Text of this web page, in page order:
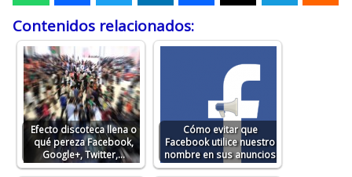
Contenidos relacionados:
Efecto discoteca llena o
qué pereza Facebook,
Google+, Twitter,…
Cómo evitar que
Facebook utilice nuestro
nombre en sus anuncios